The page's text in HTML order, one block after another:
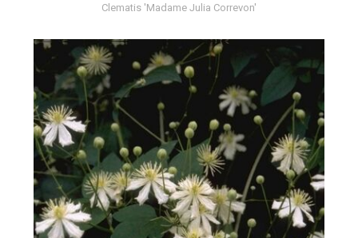
Clematis 'Madame Julia Correvon'